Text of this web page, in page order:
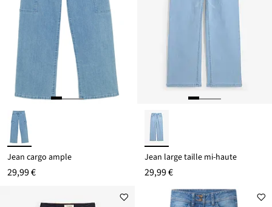
Jean cargo ample
29,99 €
Jean large taille mi-haute
29,99 €